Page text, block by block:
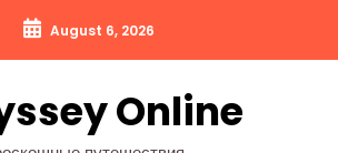
August 6, 2026
Online